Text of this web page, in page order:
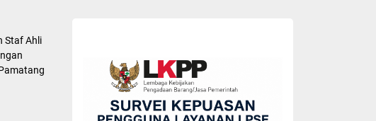
Staf Ahli